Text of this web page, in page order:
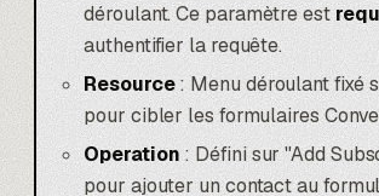
déroulant. Ce paramètre est
authentifier la requête.
Resource: Menu déroulant fixé
pour cibler les formulaires
Operation: Défini sur "Add
pour ajouter un contact au